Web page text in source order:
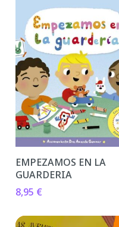
EMPEZAMOS EN LA
GUARDERIA
8,95 €